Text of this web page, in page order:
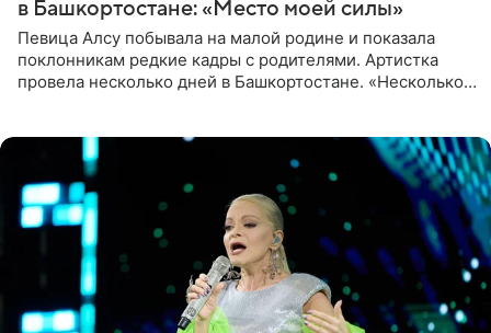
в Башкортостане: «Место моей силы»
Певица Алсу побывала на малой родине и показала
поклонникам редкие кадры с родителями. Артистка
провела несколько дней в Башкортостане. «Несколько